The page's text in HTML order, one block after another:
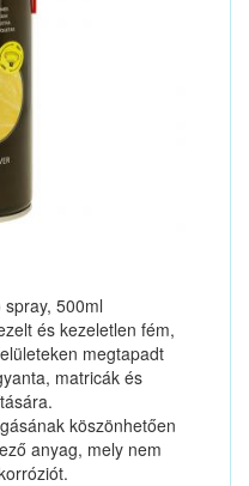
500ml
és kezeletlen fém,
megtapadt
matricák és
köszönhetően
anyag, mely nem